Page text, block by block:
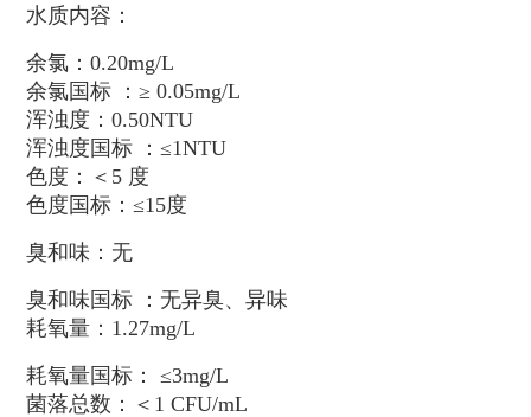
水质内容：
余氯：0.20mg/L
余氯国标 ：≥ 0.05mg/L
浑浊度：0.50NTU
浑浊度国标 ：≤1NTU
色度：
色度国标：≤15度
臭和味：无
臭和味国标 ：无
耗氧量：1.27mg/L
耗氧量国标： ≤3mg/L
菌落总数：＜1 CFU/mL